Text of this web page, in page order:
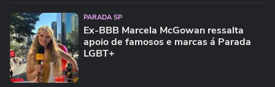
PARADA SP
Ex-BBB Marcela McGowan ressalta
apoio de famosos e marcas á Parada
LGBT+